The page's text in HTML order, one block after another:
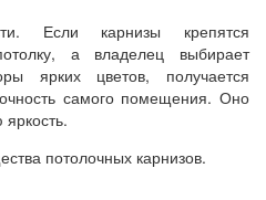
Если карнизы крепятся
а владелец выбирает
ярких цветов, получается
самого помещения. Оно
потолочных карнизов.